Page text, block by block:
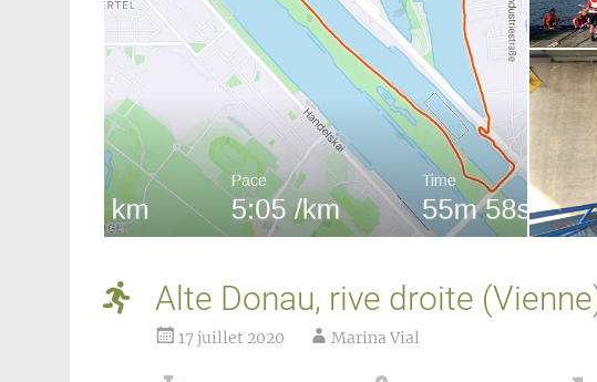
Alte Donau, rive droite
17 juillet 2020 Marina Vial